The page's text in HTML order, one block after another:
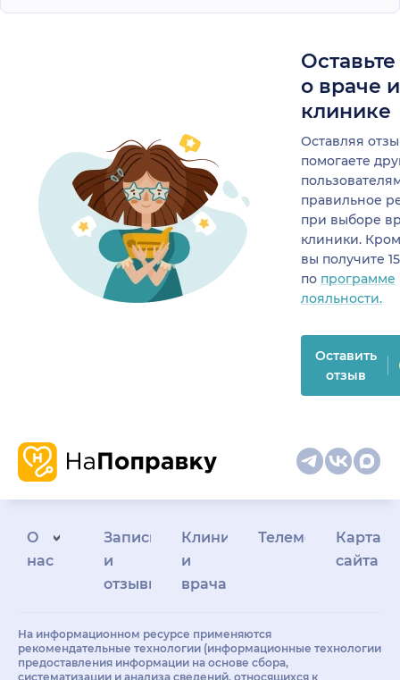
о враче
клинике
Оставляя
помогаете
правильное
при выборе
клиники.
вы получите
по программе
лояльности.
Оставить
отзыв
О
нас
Запись
и
отзывы
Клиникам
и
врачам
Телемедицина
Карта
сайта
На информационном ресурсе применяются
рекомендательные технологии (информационные технологии
предоставления информации на основе сбора,
систематизации и анализа сведений, относящихся к